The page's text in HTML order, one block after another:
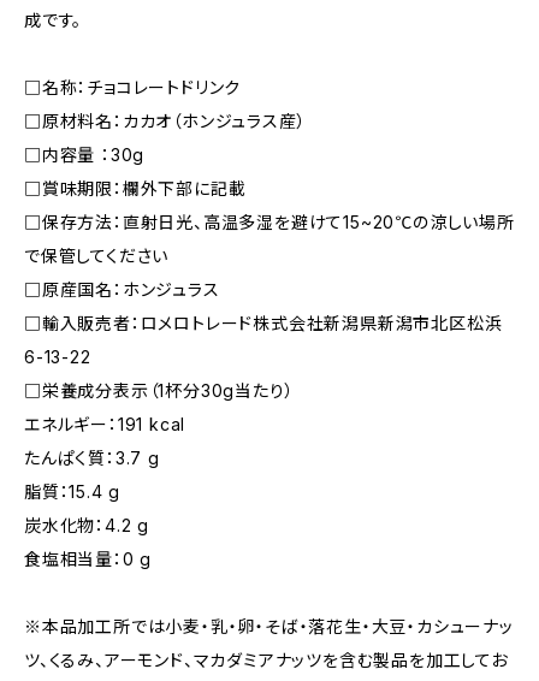
成です。
□名称：チョコレートドリンク
□原材料名：カカオ（ホンジュラス産）
□内容量 ：30g
□賞味期限：欄外下部に記載
□保存⽅法：直射日光、高温多湿を避けて15~20℃の涼しい場所
で保管してください
□原産国名：ホンジュラス
□輸⼊販売者：ロメロトレード株式会社新潟県新潟市北区松浜
6-13-22
□栄養成分表示（1杯分30g当たり）
エネルギー：191 kcal
たんぱく質：3.7 g
脂質：15.4 g
炭水化物：4.2 g
食塩相当量：0 g
※本品加⼯所では⼩⻨・乳・卵・そば・落花⽣・⼤⾖・カシューナッ
ツ、くるみ、アーモンド、マカダミアナッツを含む製品を加⼯してお